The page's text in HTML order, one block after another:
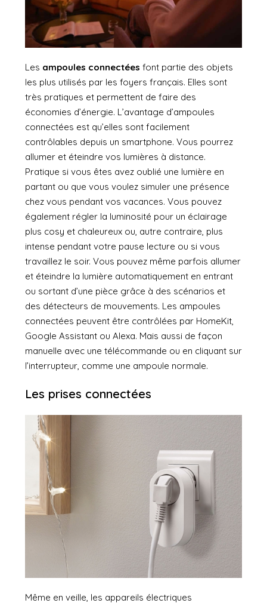
Les ampoules connectées font partie des objets
les plus utilisés par les foyers français. Elles sont
très pratiques et permettent de faire des
économies d’énergie. L’avantage d’ampoules
connectées est qu’elles sont facilement
contrôlables depuis un smartphone. Vous pourrez
allumer et éteindre vos lumières à distance.
Pratique si vous êtes avez oublié une lumière en
partant ou que vous voulez simuler une présence
chez vous pendant vos vacances. Vous pouvez
également régler la luminosité pour un éclairage
plus cosy et chaleureux ou, autre contraire, plus
intense pendant votre pause lecture ou si vous
travaillez le soir. Vous pouvez même parfois allumer
et éteindre la lumière automatiquement en entrant
ou sortant d’une pièce grâce à des scénarios et
des détecteurs de mouvements. Les ampoules
connectées peuvent être contrôlées par HomeKit,
Google Assistant ou Alexa. Mais aussi de façon
manuelle avec une télécommande ou en cliquant sur
l’interrupteur, comme une ampoule normale.
Les prises connectées
Même en veille, les appareils électriques